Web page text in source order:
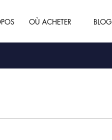
OÙ ACHETER BLOG